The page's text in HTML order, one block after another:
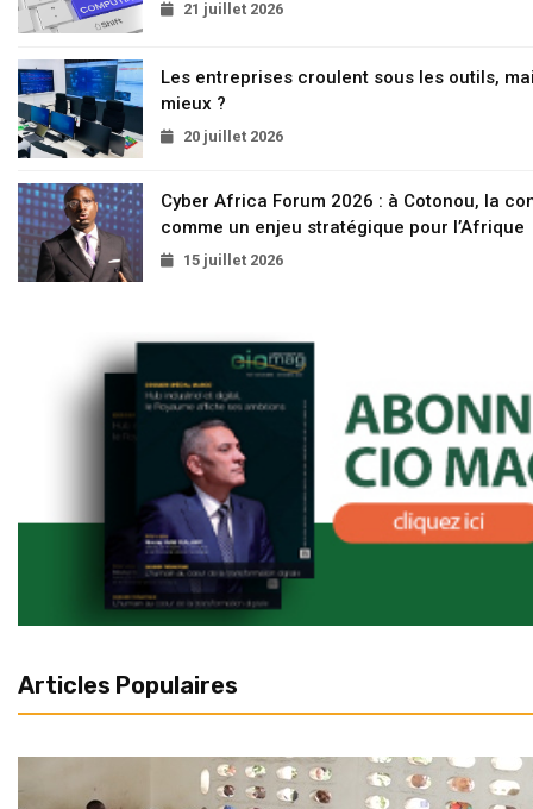
21 juillet 2026
Les entreprises croulent sous les outils,
mieux ?
20 juillet 2026
Cyber Africa Forum 2026 : à Cotonou, la
comme un enjeu stratégique pour l’Afrique
15 juillet 2026
Articles Populaires